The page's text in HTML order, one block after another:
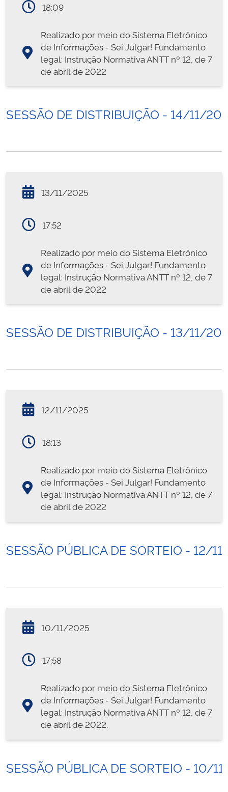
18:09
Realizado por meio do Sistema Eletrônico
de Informações - Sei Julgar! Fundamento
legal: Instrução Normativa ANTT nº 12, de 7
de abril de 2022
SESSÃO DE DISTRIBUIÇÃO - 14/11/
13/11/2025
17:52
Realizado por meio do Sistema Eletrônico
de Informações - Sei Julgar! Fundamento
legal: Instrução Normativa ANTT nº 12, de 7
de abril de 2022
SESSÃO DE DISTRIBUIÇÃO - 13/11/
12/11/2025
18:13
Realizado por meio do Sistema Eletrônico
de Informações - Sei Julgar! Fundamento
legal: Instrução Normativa ANTT nº 12, de 7
de abril de 2022
SESSÃO PÚBLICA DE SORTEIO - 12/
10/11/2025
17:58
Realizado por meio do Sistema Eletrônico
de Informações - Sei Julgar! Fundamento
legal: Instrução Normativa ANTT nº 12, de 7
de abril de 2022.
SESSÃO PÚBLICA DE SORTEIO - 10/